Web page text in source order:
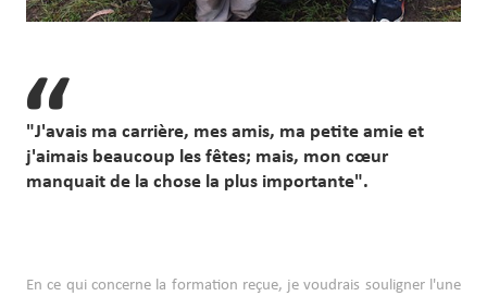
"J'avais ma carrière, mes amis, ma petite amie et
j'aimais beaucoup les fêtes; mais, mon cœur
manquait de la chose la plus importante".
En ce qui concerne la formation reçue, je voudrais souligner l'une